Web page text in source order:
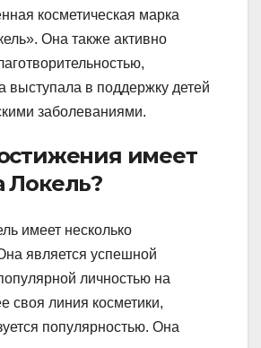
косметическая марка
Она также активно
выступала в поддержку детей
заболеваниями.
имеет
Локель?
имеет несколько
является успешной
личностью на
своя линия косметики,
популярностью. Она